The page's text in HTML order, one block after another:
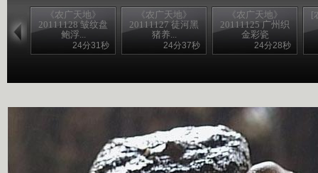
《农广天地》
20111128 皱纹盘
鲍浮...
24分31秒
《农广天地》
20111127 徒河黑
猪养...
24分37秒
《农广天地》
20111125 广州织
金彩瓷
24分28秒
[